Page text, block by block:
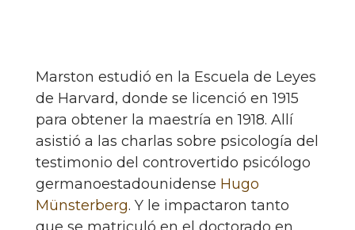
Marston estudió en la Escuela de Leyes
de Harvard, donde se licenció en 1915
para obtener la maestría en 1918. Allí
asistió a las charlas sobre psicología del
testimonio del controvertido psicólogo
germanoestadounidense Hugo
Münsterberg. Y le impactaron tanto